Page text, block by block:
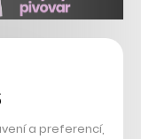
Octavie:
jako
a preferencí,